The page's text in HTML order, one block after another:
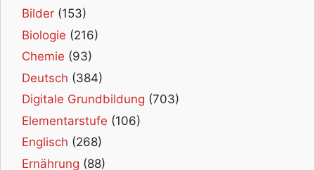
Bilder (153)
Biologie (216)
Chemie (93)
Deutsch (384)
Digitale Grundbildung (703)
Elementarstufe (106)
Englisch (268)
Ernährung (88)